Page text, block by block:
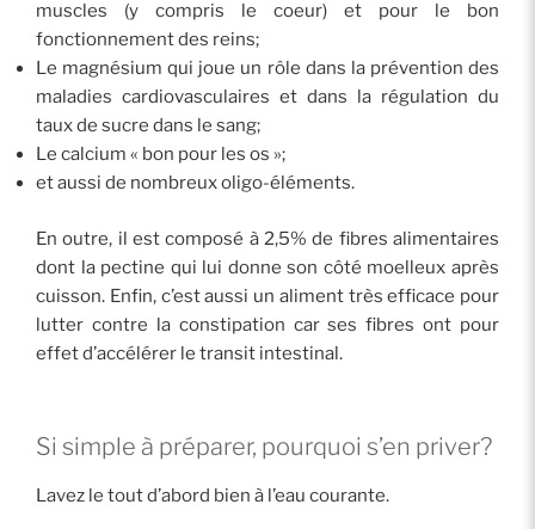
muscles (y compris le coeur) et pour le bon
fonctionnement des reins;
Le magnésium qui joue un rôle dans la prévention des
maladies cardiovasculaires et dans la régulation du
taux de sucre dans le sang;
Le calcium « bon pour les os »;
et aussi de nombreux oligo-éléments.
En outre, il est composé à 2,5% de fibres alimentaires
dont la pectine qui lui donne son côté moelleux après
cuisson. Enfin, c’est aussi un aliment très efficace pour
lutter contre la constipation car ses fibres ont pour
effet d’accélérer le transit intestinal.
Si simple à préparer, pourquoi s’en priver?
Lavez le tout d’abord bien à l’eau courante.